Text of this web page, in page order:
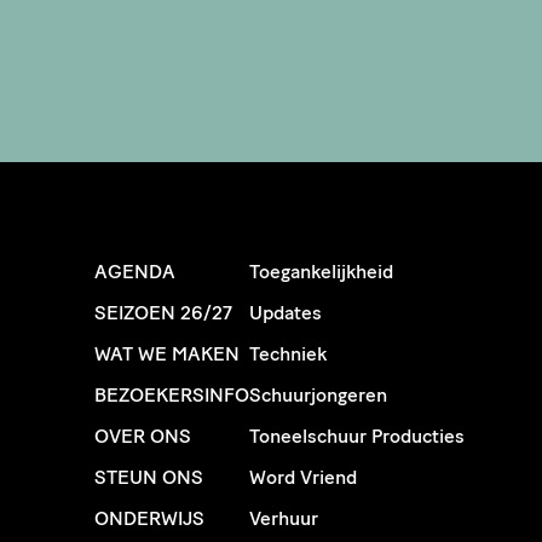
AGENDA
SEIZOEN 26/27
WAT WE MAKEN
BEZOEKERSINFO
OVER ONS
STEUN ONS
ONDERWIJS
Toegankelijkheid
Updates
Techniek
Schuurjongeren
Toneelschuur Producties
Word Vriend
Verhuur